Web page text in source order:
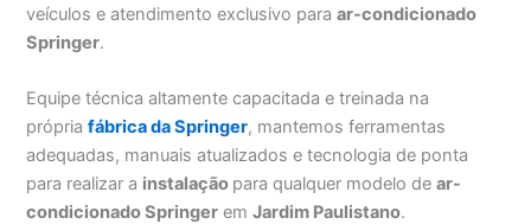
veículos e atendimento exclusivo paraar-condicionado
Springer.
Equipe técnica altamente capacitada e treinada na
própriafábrica da Springer, mantemos ferramentas
adequadas, manuais atualizados e tecnologia de ponta
para realizar a instalação para qualquer modelo dear-
condicionado Springer emJardim Paulistano.